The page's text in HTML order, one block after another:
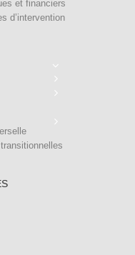
et financiers
d’intervention